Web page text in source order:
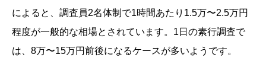
によると、調査員2名体制で1時間あたり1.5万〜2.5万円
程度が一般的な相場とされています。1日の素行調査で
は、8万〜15万円前後になるケースが多いようです。